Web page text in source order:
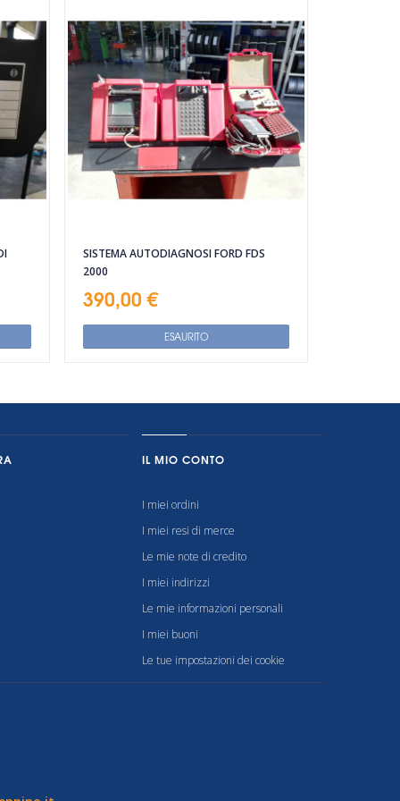
SISTEMA AUTODIAGNOSI FORD FDS
2000
390,00 €
ESAURITO
IL MIO CONTO
I miei ordini
I miei resi di merce
Le mie note di credito
I miei indirizzi
Le mie informazioni personali
I miei buoni
Le tue impostazioni dei cookie